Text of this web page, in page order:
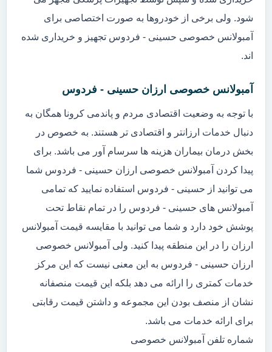
شود. ولی برخی از خودروها به صورت اختصاصی برای
آمبولانس خصوصی حسینی - فردوس تجهیز و خریداری شده
اند.
آمبولانس خصوصی ارزان حسینی - فردوس
با توجه به وضعیت اقتصادی مردم و پاندمی کرونا همگان به
دنبال خدمات ارزانتر و اقتصادی تر هستند. به خصوص در
بخش درمان بیماران هزینه ها سرسام آور می باشد. برای
پیدا کردن آمبولانس خصوصی ارزان حسینی - فردوس شما
می توانید از حسینی - فردوس استفاده نمایید که تمامی
آمبولانس های حسینی - فردوس را در تمام نقاط تحت
پوشش خود دارد و شما می توانید با مقایسه قیمت آمبولانس
ارزان را در این منطقه پیدا کنید. ولی آمبولانس خصوصی
ارزان حسینی - فردوس به این معنی نیست که این مرکز
خدمات کمتری را ارائه می دهد بلکه این قیمت منصفانه
نشان از منصف بودن این مجموعه و داشتن قیمت رقابتی
برای ارائه خدمات می باشد.
شماره تلفن آمبولانس خصوصی